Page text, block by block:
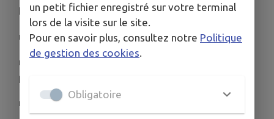
LA CANICULE, C’EST QUOI ?
■ Il fait très chaud.
■ La température ne descend pas la nuit, ou très
peu.
■ Cela dure 3 jours ou plus.
un petit fichier enregistré sur votre terminal
lors de la visite sur le site.
Pour en savoir plus, consultez notre Politique
de gestion des cookies
Obligatoire